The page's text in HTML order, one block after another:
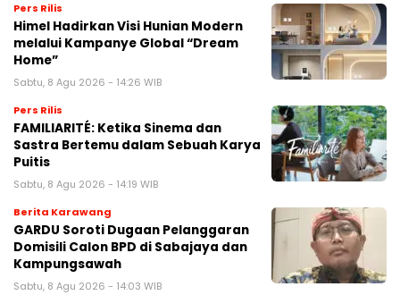
Pers Rilis
Himel Hadirkan Visi Hunian Modern
melalui Kampanye Global “Dream
Home”
Sabtu, 8 Agu 2026 - 14:26 WIB
Pers Rilis
FAMILIARITÉ: Ketika Sinema dan
Sastra Bertemu dalam Sebuah Karya
Puitis
Sabtu, 8 Agu 2026 - 14:19 WIB
Berita Karawang
GARDU Soroti Dugaan Pelanggaran
Domisili Calon BPD di Sabajaya dan
Kampungsawah
Sabtu, 8 Agu 2026 - 14:03 WIB